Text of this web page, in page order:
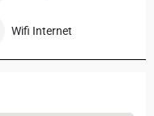
Wifi Internet